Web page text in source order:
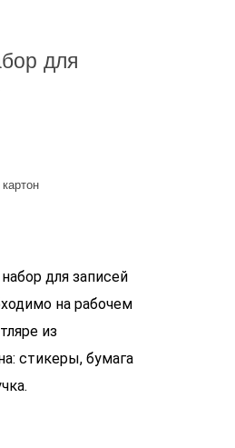
для
для записей
на рабочем
из
стикеры, бумага